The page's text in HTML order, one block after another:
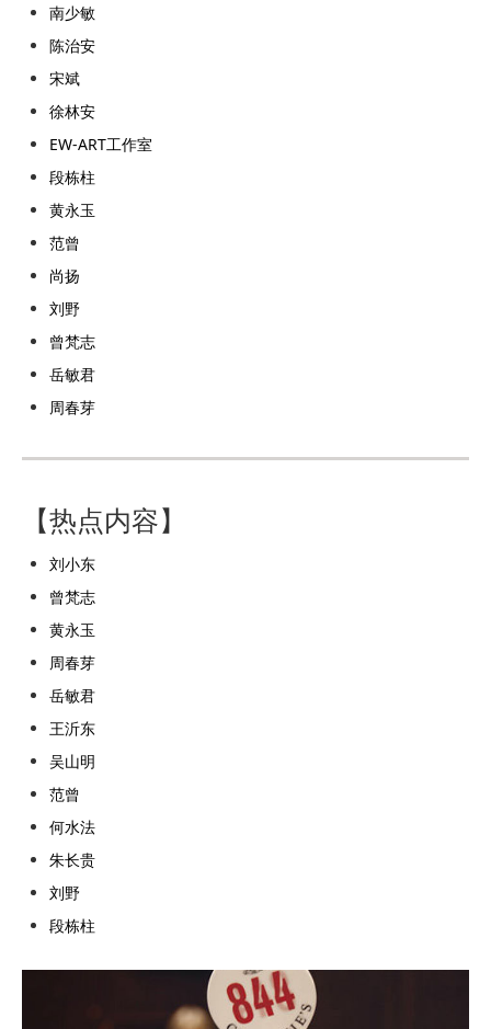
南少敏
陈治安
宋斌
徐林安
EW-ART工作室
段栋柱
黄永玉
范曾
尚扬
刘野
曾梵志
岳敏君
周春芽
【热点内容】
刘小东
曾梵志
黄永玉
周春芽
岳敏君
王沂东
吴山明
范曾
何水法
朱长贵
刘野
段栋柱